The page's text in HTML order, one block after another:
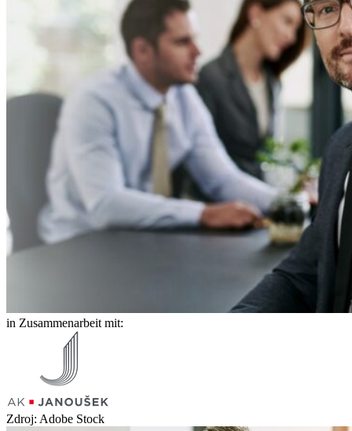
in Zusammenarbeit mit:
Zdroj: Adobe Stock